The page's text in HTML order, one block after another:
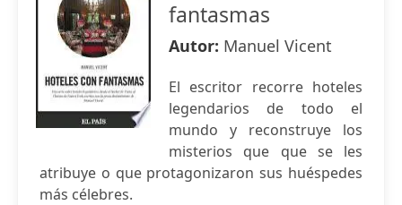
fantasmas
Autor: Manuel Vicent
El escritor recorre hoteles
legendarios de todo el
mundo y reconstruye los
misterios que que se les
atribuye o que protagonizaron sus huéspedes
más célebres.